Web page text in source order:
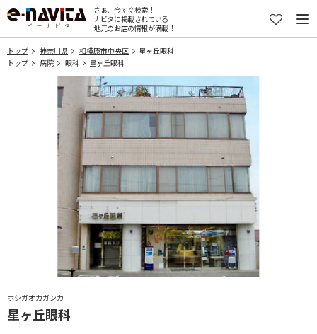
さぁ、今すぐ検索！
ナビタに掲載されている
地元のお店の情報が満載！
トップ 神奈川県 相模原市中央区
星ヶ丘眼科
トップ
病院 眼科 星ヶ丘眼科
ホシガオカガンカ
星ヶ丘眼科